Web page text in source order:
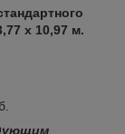
х 10,97 м.